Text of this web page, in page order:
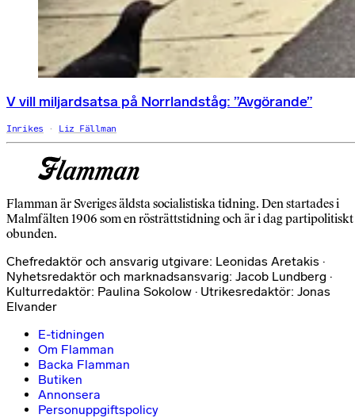
V vill miljardsatsa på Norrlandståg: ”Avgörande”
Inrikes Liz Fällman
Flamman är Sveriges äldsta socialistiska tidning. Den startades i
Malmfälten 1906 som en rösträttstidning och är i dag partipolitiskt
obunden.
Chefredaktör och ansvarig utgivare: Leonidas Aretakis ·
Nyhetsredaktör och marknadsansvarig: Jacob Lundberg ·
Kulturredaktör: Paulina Sokolow · Utrikesredaktör: Jonas
Elvander
E-tidningen
Om Flamman
Backa Flamman
Butiken
Annonsera
Personuppgiftspolicy